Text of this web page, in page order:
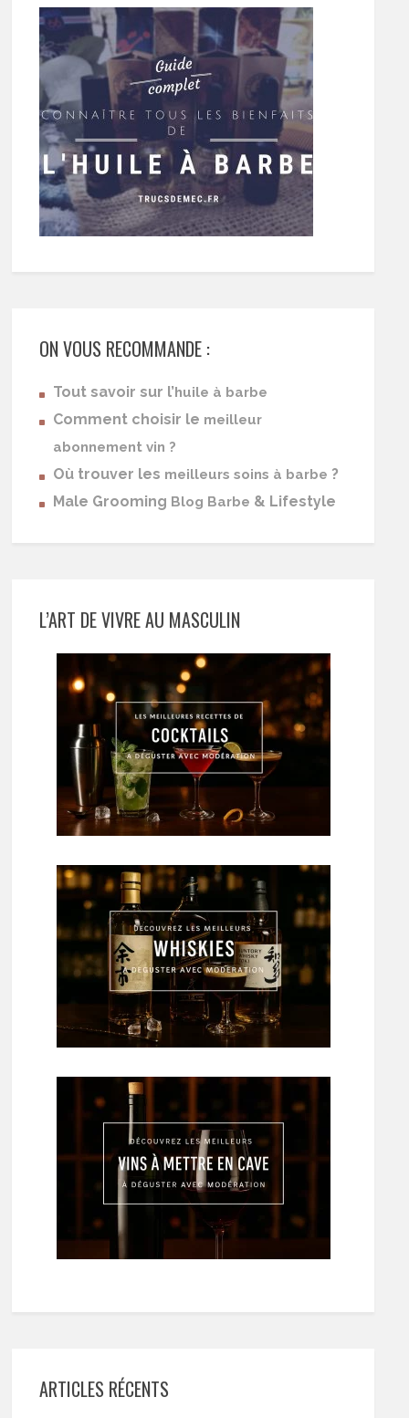
ON VOUS RECOMMANDE :
Tout savoir sur l’huile à barbe
Comment choisir le meilleur
abonnement vin ?
Où trouver les meilleurs soins à barbe ?
Male Grooming Blog Barbe & Lifestyle
L’ART DE VIVRE AU MASCULIN
ARTICLES RÉCENTS